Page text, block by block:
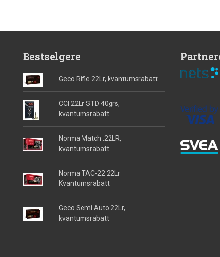
Bestselgere
Geco Rifle 22Lr, kvantumsrabatt
CCI 22Lr STD 40grs,
kvantumsrabatt
Norma Match .22LR,
kvantumsrabatt
Norma TAC-22 22Lr
Kvantumsrabatt
Geco Semi Auto 22Lr,
kvantumsrabatt